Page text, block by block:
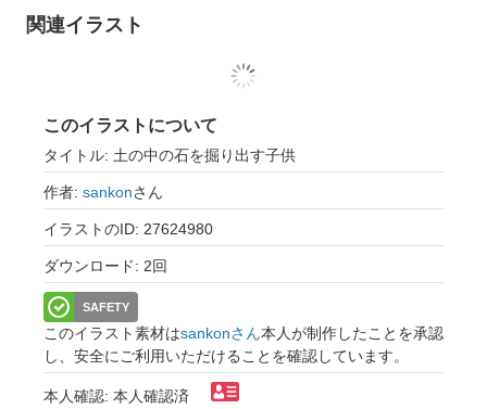
関連イラスト
このイラストについて
タイトル: 土の中の石を掘り出す子供
作者: sankonさん
イラストのID: 27624980
ダウンロード: 2回
SAFETY
このイラスト素材はsankonさん本人が制作したことを承認
し、安全にご利用いただけることを確認しています。
本人確認: 本人確認済